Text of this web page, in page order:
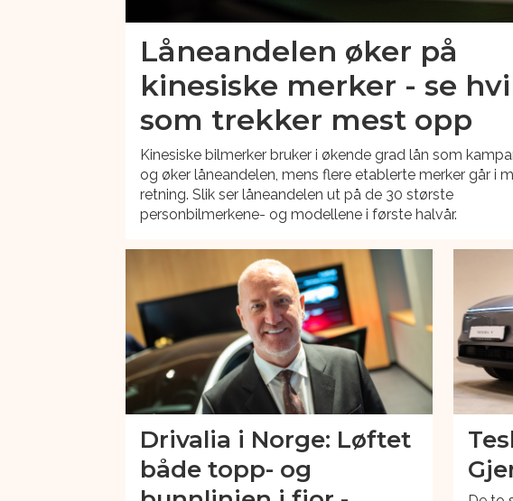
Låneandelen øker på
kinesiske merker - se
som trekker mest opp
Kinesiske bilmerker bruker i økende grad lån som
og øker låneandelen, mens flere etablerte merker går i
retning. Slik ser låneandelen ut på de 30 største
personbilmerkene- og modellene i første halvår.
Drivalia i Norge: Løftet
både topp- og